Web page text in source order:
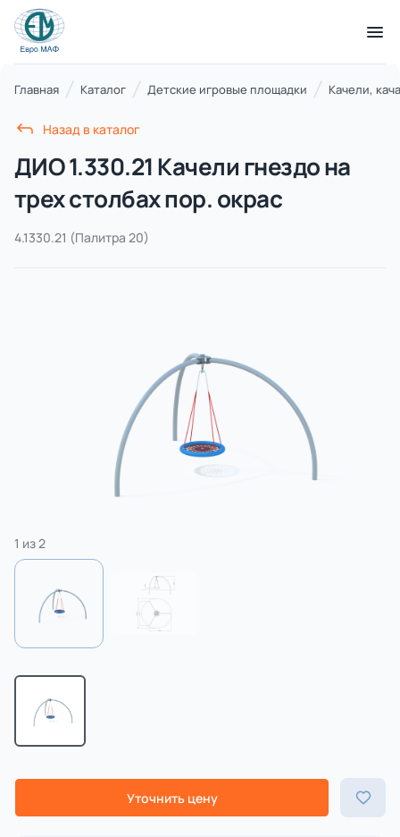
КАТАЛОГ ТОВАРОВ
21 категория
Благоустройство территорий
Комплексы для лазания
3 категории
Спорт
Главная Каталог Детские игровые площадки Качели,
Назад в каталог
ДИО 1.330.21 Качели гнездо на
трех столбах пор. окрас
4.1330.21 (Палитра 20)
1 из2
Уточнить цену